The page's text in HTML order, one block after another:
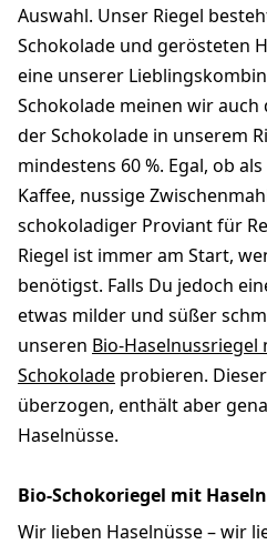
Auswahl. Unser Riegel
Schokolade und gerösteten
eine unserer
Schokolade meinen wir
der Schokolade in unserem
mindestens 60 %. Egal, ob
Kaffee, nussige
schokoladiger Proviant für
Riegel ist immer am Start,
benötigst. Falls Du jedoch
etwas milder und süßer
unseren Bio-Haselnussriegel
Schokolade probieren.
überzogen, enthält aber
Haselnüsse.
Bio-Schokoriegel mit
Wir lieben Haselnüsse – wir